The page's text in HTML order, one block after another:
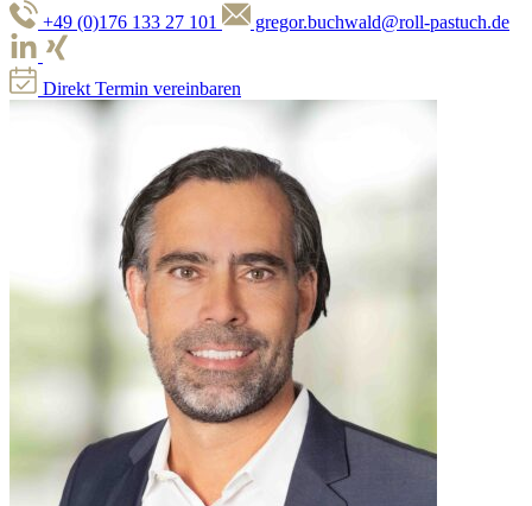
+49 (0)176 133 27 101
gregor.buchwald@roll-pastuch.de
Direkt Termin vereinbaren